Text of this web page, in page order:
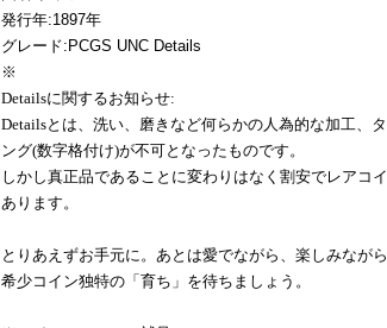
発行年:1897年
グレード:PCGS UNC Details
※
Detailsに関するお知らせ:
Detailsとは、洗い、磨きなど何らかの人為的な加工、
ング(数字格付け)が不可となったものです。
しかし真正品であることに変わりはなく割安でレアコ
あります。
とりあえずお手元に。あとは愛でながら、楽しみなが
希少コイン独特の「育ち」を待ちましょう。